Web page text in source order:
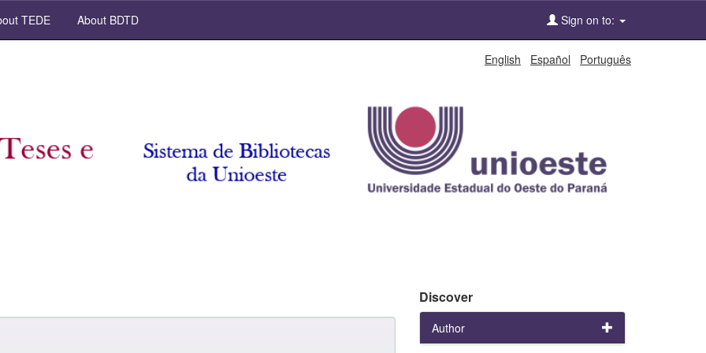
TEDE About BDTD Sign on to:
English Español Português
Discover
Author